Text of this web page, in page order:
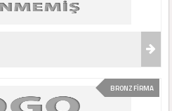
BRONZ FİRMA